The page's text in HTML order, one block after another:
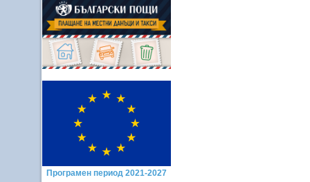
Програмен период 2021-2027